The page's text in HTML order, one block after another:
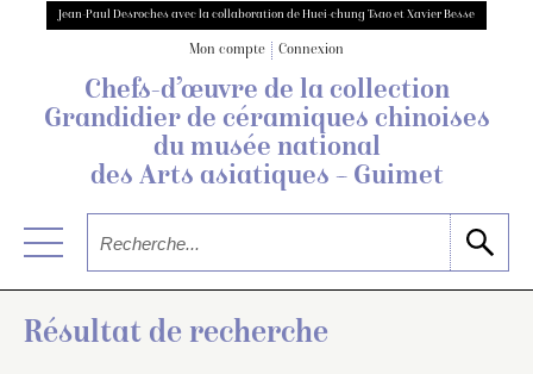
Jean-Paul Desroches avec la collaboration de Huei-chung Tsao et Xavier Besse
Mon compte Connexion
Chefs-d’œuvre de la collection
Grandidierde céramiques chinoises
du musée national
des Arts asiatiques – Guimet
Résultat de recherche